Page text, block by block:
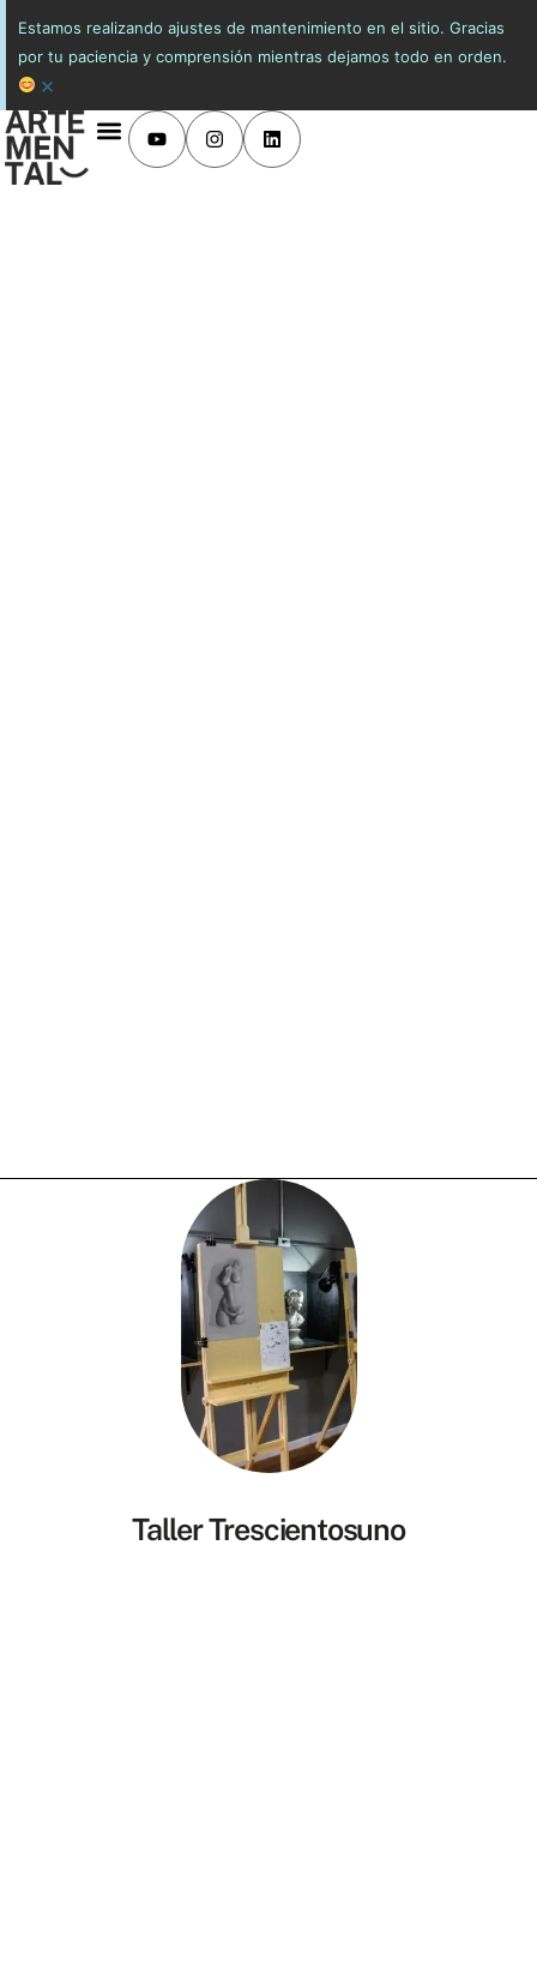
Estamos realizando ajustes de mantenimiento en el sitio. Gracias
por tu paciencia y comprensión mientras dejamos todo en orden.
×
Taller Trescientosuno